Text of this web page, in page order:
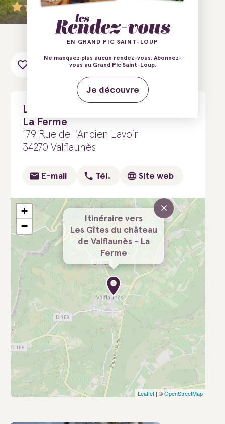
Ajouter au carnet de voyage
Les Gîtes du château de Valflaunès -
La Ferme
179 Rue de l'Ancien Lavoir
34270 Valflaunès
E-mail Tél. Site web
Itinéraire vers
Les Gîtes du château
de Valflaunès - La
Ferme
×
+
−
Leaflet | ©OpenStreetMap
EN GRAND PIC SAINT-LOUP
Ne manquez plus aucun rendez-vous. Abonnez-
vous au Grand Pic Saint-Loup.
Je découvre